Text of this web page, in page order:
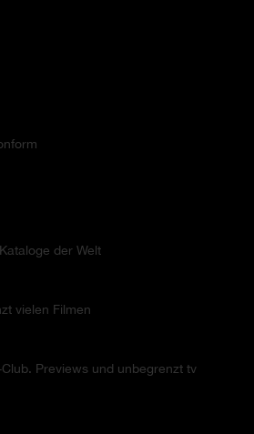
der Welt
vielen Filmen
Previews und unbegrenzt tv